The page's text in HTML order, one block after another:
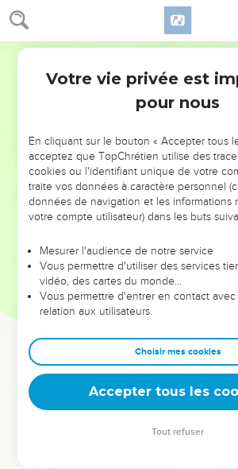
1 Samuel 29
nos hommes ?
N'est-ce pas en l’honneur de ce David
dansant : ‘Saül a frappé ses 1000, et
Akish appela David et lui dit : «
un homme droit et j'aime te voir aller et
le camp, car je n'ai rien trouvé de mal en
arrivée chez moi jusqu'à aujourd’hui.
princes.
Repars donc, va-t'en en paix, pour ne
aux princes des Philistins. »
David dit à Akish : « Mais qu'ai-je fait et
aujourd’hui, pour que je ne puisse pas
ennemis de mon seigneur le roi ? »
Akish répondit à David : « Je le sais
autant qu’un ange de Dieu. Mais les
refusent que tu montes avec eux au
Par conséquent lève-toi de bon matin,
serviteurs de ton maître qui sont venus
de bon matin et partez dès qu’il fera jour. »
David et ses hommes se levèrent de
Votre vie privée est
pour nous
En cliquant sur le bouton « Accepter tous
acceptez que TopChrétien utilise des
cookies ou l'identifiant unique de votre
traite vos données à caractère personnel
données de navigation et les informations
votre compte utilisateur) dans les buts
Mesurer l'audience de notre service
Vous permettre d'utiliser des services
vidéo, des cartes du monde…
Vous permettre d'entrer en contact
relation aux utilisateurs.
Choisir mes cookies
Accepter tous les
Tout refuser